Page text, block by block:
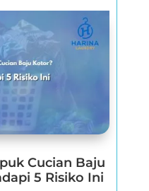
Cucian Baju
5 Risiko Ini